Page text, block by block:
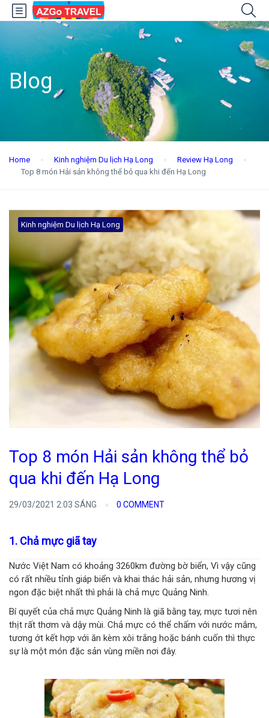
Blog
Home Kinh nghiệm Du lịch Hạ Long
Review Hạ Long
Top 8 món Hải sản không thể bỏ qua khi đến Hạ Long
Kinh nghiệm Du lịch Hạ Long
Top 8 món Hải sản không thể bỏ
qua khi đến Hạ Long
29/03/2021 2:03 SÁNG 0 COMMENT
1. Chả mực giã tay
Nước Việt Nam có khoảng 3260km đường bờ biển, Vì vậy cũng
có rất nhiều tỉnh giáp biển và khai thác hải sản, nhưng hương vị
ngon đặc biệt nhất thì phải là chả mực Quảng Ninh.
Bí quyết của chả mực Quảng Ninh là giã bằng tay, mực tươi nên
thịt rất thơm và dậy mùi. Chả mực có thể chấm với nước mắm,
tương ớt kết hợp với ăn kèm xôi trắng hoặc bánh cuốn thì thực
sự là một món đặc sản vùng miền nơi đây.